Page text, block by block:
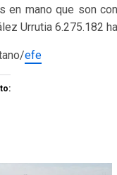
en mano que son
Urrutia 6.275.182
efe